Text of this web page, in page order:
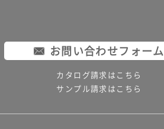
お問い合わせフォーム
カタログ請求はこちら
サンプル請求はこちら